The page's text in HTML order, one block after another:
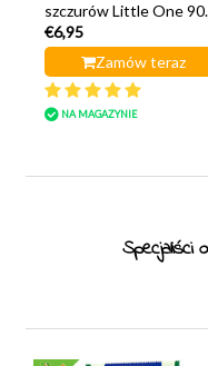
szczurów Little One
gramów
€6,95
Zamów teraz
NA MAGAZYNIE
Specjaliści